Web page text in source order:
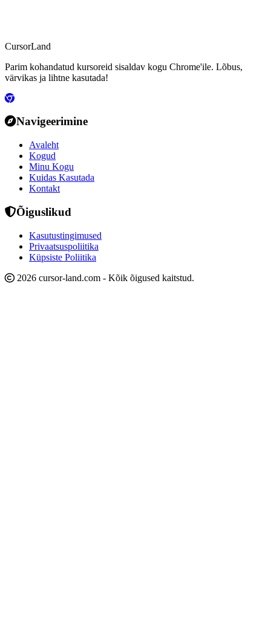
CursorLand
Parim kohandatud kursoreid sisaldav kogu Chrome'ile. Lõbus,
värvikas ja lihtne kasutada!
Navigeerimine
Avaleht
Kogud
Minu Kogu
Kuidas Kasutada
Kontakt
Õiguslikud
Kasutustingimused
Privaatsuspoliitika
Küpsiste Poliitika
2026 cursor-land.com - Kõik õigused kaitstud.